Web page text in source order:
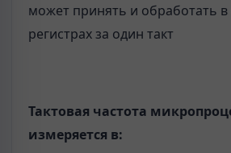
может принять и обработать в
регистрах за один такт
Тактовая частота
измеряется в: